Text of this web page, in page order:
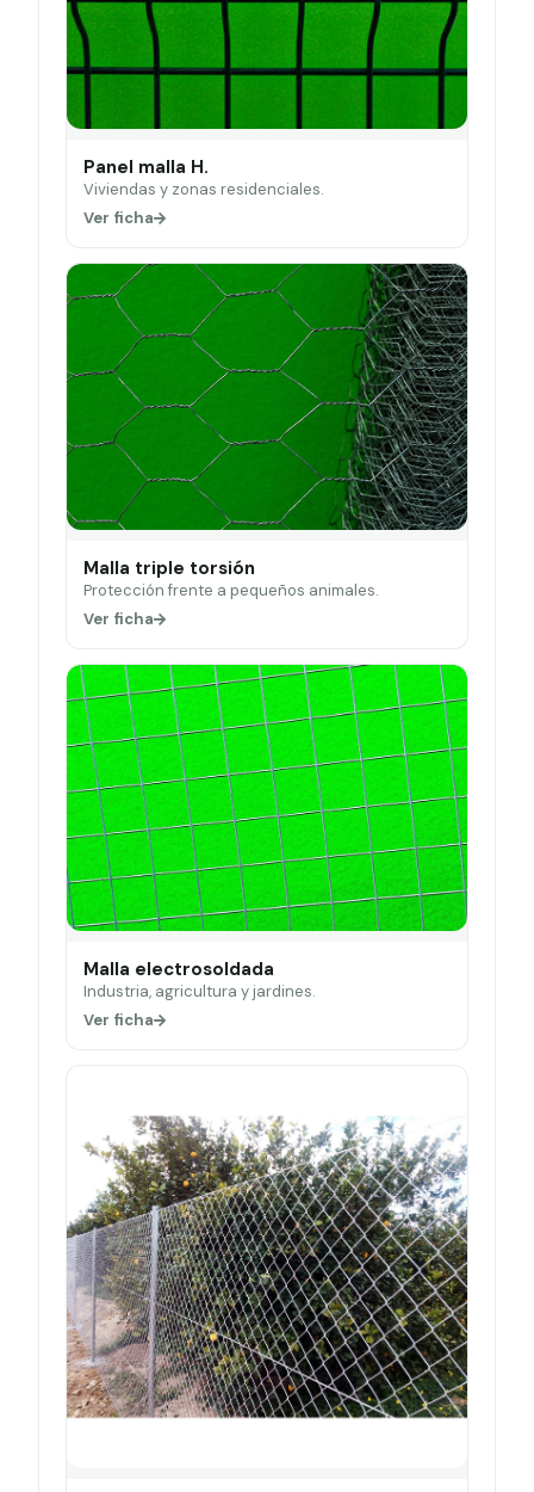
Panel malla H.
Viviendas y zonas residenciales.
Ver ficha
Malla triple torsión
Protección frente a pequeños animales.
Ver ficha
Malla electrosoldada
Industria, agricultura y jardines.
Ver ficha